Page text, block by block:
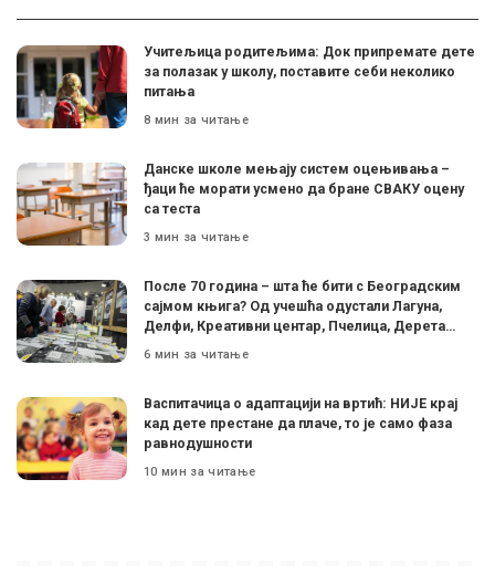
Учитељица родитељима: Док припремате дете
за полазак у школу, поставите себи неколико
питања
8 мин за читање
Данске школе мењају систем оцењивања –
ђаци ће морати усмено да бране СВАКУ оцену
са теста
3 мин за читање
После 70 година – шта ће бити с Београдским
сајмом књига? Од учешћа одустали Лагуна,
Делфи, Креативни центар, Пчелица, Дерета…
6 мин за читање
Васпитачица о адаптацији на вртић: НИЈЕ крај
кад дете престане да плаче, то је само фаза
равнодушности
10 мин за читање